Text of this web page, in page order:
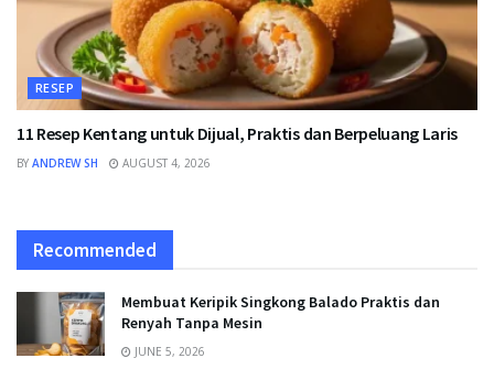
RESEP
11 Resep Kentang untuk Dijual, Praktis dan Berpeluang Laris
BY ANDREW SH AUGUST 4, 2026
Recommended
Membuat Keripik Singkong Balado Praktis dan
Renyah Tanpa Mesin
JUNE 5, 2026